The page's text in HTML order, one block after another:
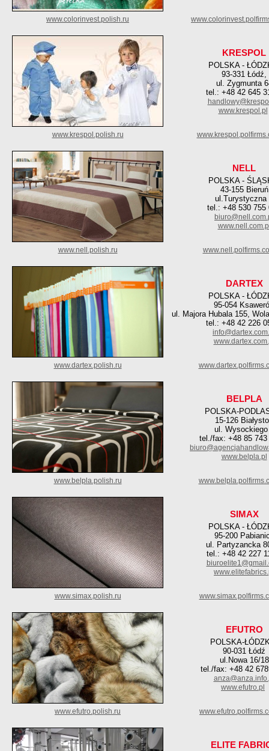
www.colorinvest.polish.ru
KRESPOL
POLSKA -
93-331 Łódź,
ul. Zygmunta
tel.: +48 42 645
www.krespol.pl
www.krespol.polish.ru
NELL
POLSKA -
43-155 Bieruń
ul.Turystyczna
tel.: +48 530 755
www.nell.polish.ru
DARTEX
POLSKA -
95-054
ul. Majora Hubala 155,
tel.: +48 42 226
www.dartex.polish.ru
BELPLA
POLSKA-
15-126
ul. Wysockiego
tel./fax: +48 85 743
www.belpla.pl
www.belpla.polish.ru
SIMAX
POLSKA -
95-200
ul. Partyzancka
tel.: +48 42 227
www.simax.polish.ru
EFUTRO
POLSKA-
90-031 Łódź
ul.Nowa 16/18
tel./fax: +48 42
www.efutro.pl
www.efutro.polish.ru
ELITE